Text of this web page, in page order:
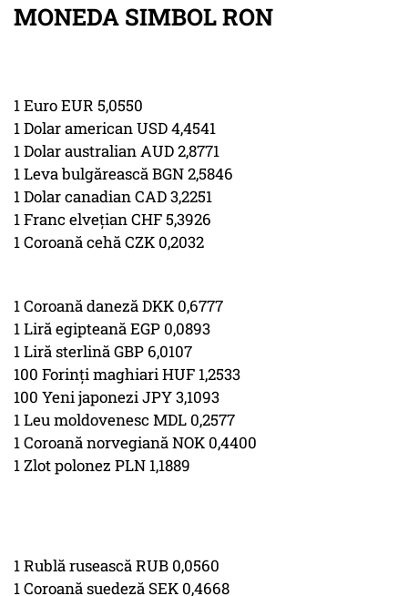
MONEDA SIMBOL RON
1 Euro EUR 5,0550
1 Dolar american USD 4,4541
1 Dolar australian AUD 2,8771
1 Leva bulgărească BGN 2,5846
1 Dolar canadian CAD 3,2251
1 Franc elveţian CHF 5,3926
1 Coroană cehă CZK 0,2032
1 Coroană daneză DKK 0,6777
1 Liră egipteană EGP 0,0893
1 Liră sterlină GBP 6,0107
100 Forinţi maghiari HUF 1,2533
100 Yeni japonezi JPY 3,1093
1 Leu moldovenesc MDL 0,2577
1 Coroană norvegiană NOK 0,4400
1 Zlot polonez PLN 1,1889
1 Rublă rusească RUB 0,0560
1 Coroană suedeză SEK 0,4668